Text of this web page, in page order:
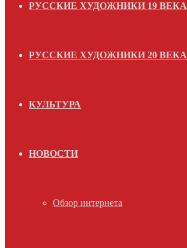
РУССКИЕ ХУДОЖНИКИ 19 ВЕКА
РУССКИЕ ХУДОЖНИКИ 20 ВЕКА
КУЛЬТУРА
НОВОСТИ
Обзор интернета